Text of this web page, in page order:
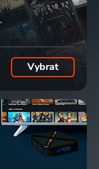
Vybrat